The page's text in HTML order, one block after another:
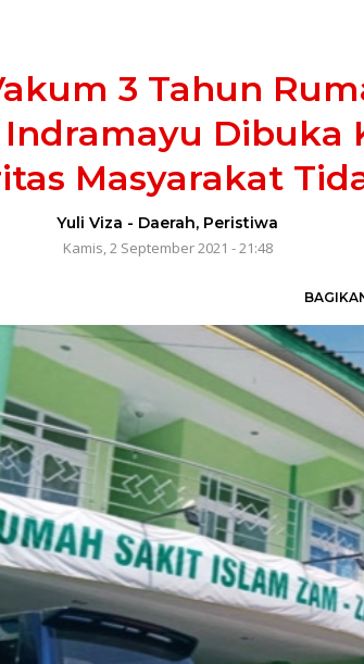
3 Tahun
Dibuka
Masyarakat
Yuli Viza - Daerah, Peristiwa
Kamis, 2 September 2021 - 21:48